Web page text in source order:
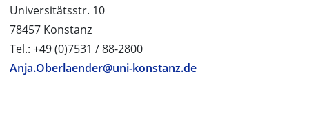
Universitätsstr. 10
78457 Konstanz
Tel.: +49 (0)7531 / 88-2800
Anja.Oberlaender@uni-konstanz.de